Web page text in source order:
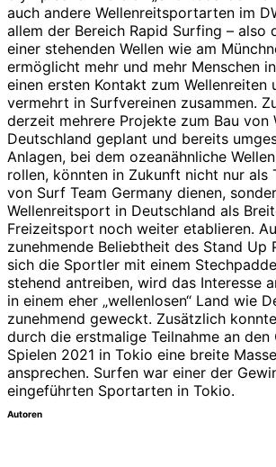
auch andere Wellenreitsportarten im
allem der Bereich Rapid Surfing – also
einer stehenden Wellen wie am
ermöglicht mehr und mehr Menschen
einen ersten Kontakt zum Wellenreiten
vermehrt in Surfvereinen zusammen.
derzeit mehrere Projekte zum Bau von
Deutschland geplant und bereits
Anlagen, bei dem ozeanähnliche
rollen, könnten in Zukunft nicht nur als
von Surf Team Germany dienen,
Wellenreitsport in Deutschland als
Freizeitsport noch weiter etablieren.
zunehmende Beliebtheit des Stand Up
sich die Sportler mit einem
stehend antreiben, wird das Interesse
in einem eher „wellenlosen“ Land wie
zunehmend geweckt. Zusätzlich
durch die erstmalige Teilnahme an den
Spielen 2021 in Tokio eine breite
ansprechen. Surfen war einer der
eingeführten Sportarten in Tokio.
Autoren